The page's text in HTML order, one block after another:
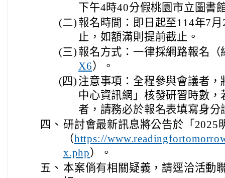
下午4時40分假桃園市立圖書
(二) 報名時間：即日起至114年7
止，如額滿則提前截止。
(三) 報名方式：一律採網路報名（
X6）。
(四) 注意事項：全程參與會議者
中心資訊網」核發研習時數
者，請務必於報名表填寫身分
四、 研討會最新訊息將公告於「2025
（https://
x.php）。
五、 本案倘有相關疑義，請逕洽活動